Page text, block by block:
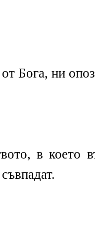
Бога, ни
в което